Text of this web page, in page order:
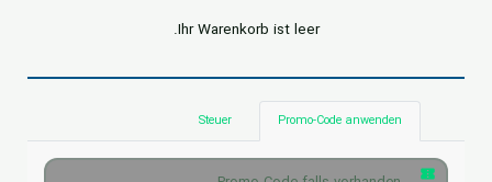
Ihr Warenkorb ist leer.
Promo-Code anwenden
Steuer